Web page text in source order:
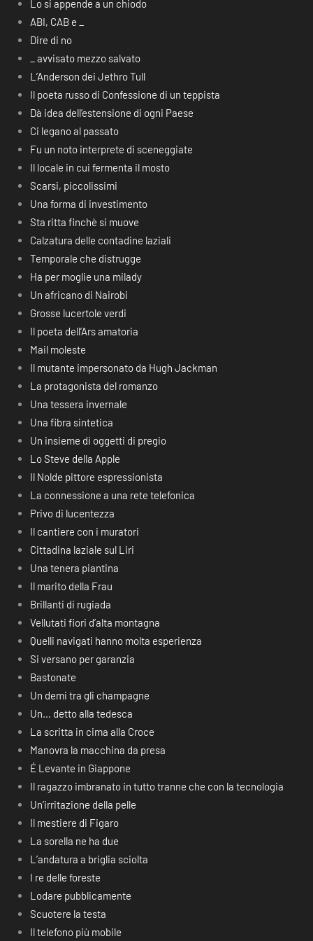
Lo si appende a un chiodo
ABI, CAB e _
Dire di no
_ avvisato mezzo salvato
L’Anderson dei Jethro Tull
Il poeta russo di Confessione di un teppista
Dà idea dell’estensione di ogni Paese
Ci legano al passato
Fu un noto interprete di sceneggiate
Il locale in cui fermenta il mosto
Scarsi, piccolissimi
Una forma di investimento
Sta ritta finchè si muove
Calzatura delle contadine laziali
Temporale che distrugge
Ha per moglie una milady
Un africano di Nairobi
Grosse lucertole verdi
Il poeta dell’Ars amatoria
Mail moleste
Il mutante impersonato da Hugh Jackman
La protagonista del romanzo
Una tessera invernale
Una fibra sintetica
Un insieme di oggetti di pregio
Lo Steve della Apple
Il Nolde pittore espressionista
La connessione a una rete telefonica
Privo di lucentezza
Il cantiere con i muratori
Cittadina laziale sul Liri
Una tenera piantina
Il marito della Frau
Brillanti di rugiada
Vellutati fiori d’alta montagna
Quelli navigati hanno molta esperienza
Si versano per garanzia
Bastonate
Un demi tra gli champagne
Un… detto alla tedesca
La scritta in cima alla Croce
Manovra la macchina da presa
É Levante in Giappone
Il ragazzo imbranato in tutto tranne che con la tecnologia
Un’irritazione della pelle
Il mestiere di Figaro
La sorella ne ha due
L’andatura a briglia sciolta
I re delle foreste
Lodare pubblicamente
Scuotere la testa
Il telefono più mobile